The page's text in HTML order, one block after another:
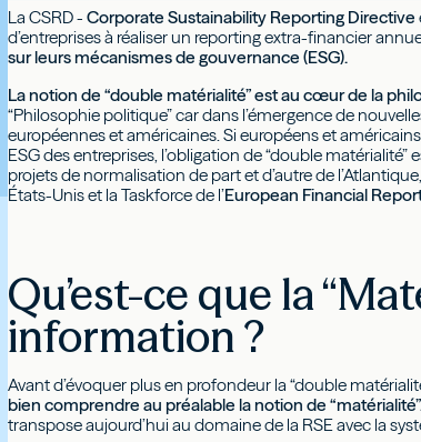
La CSRD -Corporate Sustainability Reporting Directive
d’entreprises à réaliser un reporting extra-financier
sur leurs mécanismes de gouvernance (ESG).
La notion de “double matérialité” est au cœur de la
“Philosophie politique” car dans l’émergence de
européennes et américaines. Si européens et
ESG des entreprises, l’obligation de “double
projets de normalisation de part et d’autre de l’Atlantique,
États-Unis et la Taskforce de l’European Financial
Qu’est-ce que la
information ?
Avant d’évoquer plus en profondeur la “double
bien comprendre au préalable la notion de
transpose aujourd’hui au domaine de la RSE avec la